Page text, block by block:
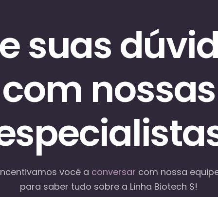
suas
com nossas
você a conversar com nossa
para saber tudo sobre a Linha Biotech S!